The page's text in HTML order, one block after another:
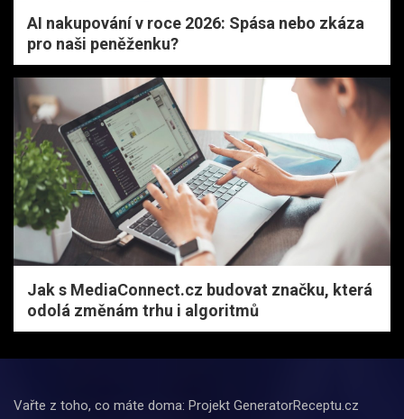
AI nakupování v roce 2026: Spása nebo zkáza
pro naši peněženku?
Jak s MediaConnect.cz budovat značku, která
odolá změnám trhu i algoritmů
Vařte z toho, co máte doma: Projekt GeneratorReceptu.cz